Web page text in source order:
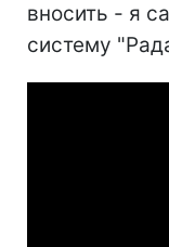
вносить - я
систему